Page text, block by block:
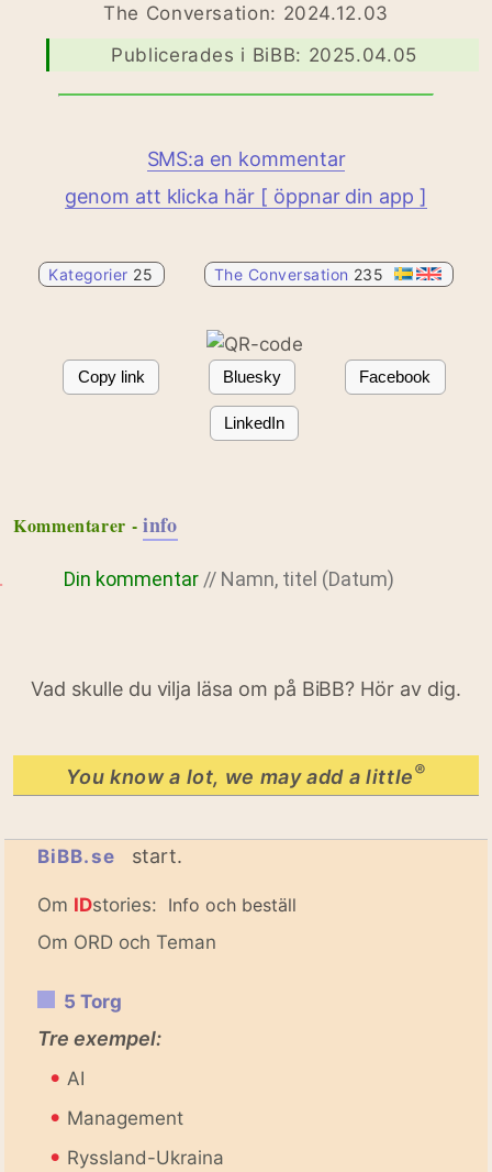
The Conversation: 2024.12.03
Publicerades i BiBB: 2025.04.05
SMS:a en kommentar
genom att klicka här [ öppnar din app ]
Kategorier 25 The Conversation 235
Copy link Bluesky Facebook
LinkedIn
Kommentarer - info
Din kommentar // Namn, titel (Datum)
Vad skulle du vilja läsa om på BiBB? Hör av dig.
You know a lot, we may add a little®
BiBB.se start.
Om IDstories: Info och beställ
Om ORD och Teman
5 Torg
Tre exempel:
• AI
• Management
• Ryssland-Ukraina